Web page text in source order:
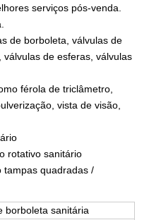
serviços pós-venda.
de borboleta, válvulas de
de esferas, válvulas
férola de triclâmetro,
vista de visão,
rotativo sanitário
tampas quadradas /
borboleta sanitária